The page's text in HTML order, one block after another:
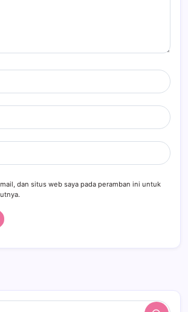
dan situs web saya pada peramban ini untuk